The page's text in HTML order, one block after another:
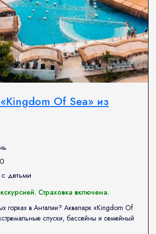
Of Sea» из
детьми
Страховка включена.
горках в Анталии? Аквапарк «Kingdom Of
спуски, бассейны и семейный